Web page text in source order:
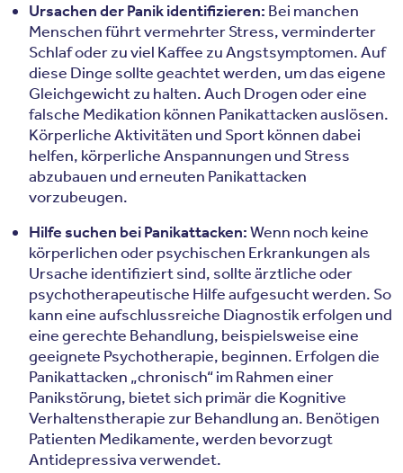
Ursachen der Panik identifizieren: Bei manchen
Menschen führt vermehrter Stress, verminderter
Schlaf oder zu viel Kaffee zu Angstsymptomen. Auf
diese Dinge sollte geachtet werden, um das eigene
Gleichgewicht zu halten. Auch Drogen oder eine
falsche Medikation können Panikattacken auslösen.
Körperliche Aktivitäten und Sport können dabei
helfen, körperliche Anspannungen und Stress
abzubauen und erneuten Panikattacken
vorzubeugen.
Hilfe suchen bei Panikattacken:Wenn noch keine
körperlichen oder psychischen Erkrankungen als
Ursache identifiziert sind, sollte ärztliche oder
psychotherapeutische Hilfe aufgesucht werden. So
kann eine aufschlussreiche Diagnostik erfolgen und
eine gerechte Behandlung, beispielsweise eine
geeignete Psychotherapie, beginnen. Erfolgen die
Panikattacken „chronisch“ im Rahmen einer
Panikstörung, bietet sich primär die Kognitive
Verhaltenstherapie zur Behandlung an. Benötigen
Patienten Medikamente, werden bevorzugt
Antidepressiva verwendet.